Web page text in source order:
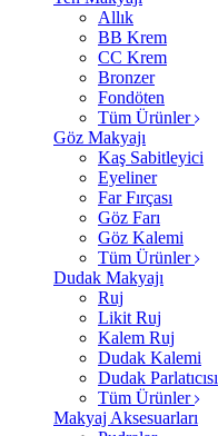
Allık
BB Krem
CC Krem
Bronzer
Fondöten
Tüm Ürünler
Göz Makyajı
Kaş Sabitleyici
Eyeliner
Far Fırçası
Göz Farı
Göz Kalemi
Tüm Ürünler
Dudak Makyajı
Ruj
Likit Ruj
Kalem Ruj
Dudak Kalemi
Dudak Parlatıcısı
Tüm Ürünler
Makyaj Aksesuarları